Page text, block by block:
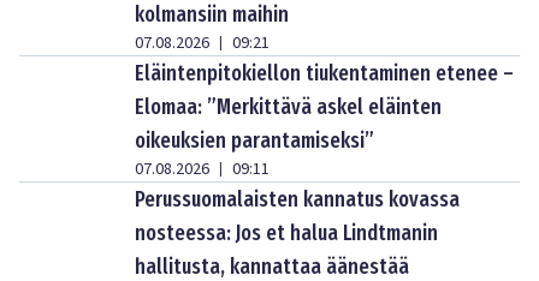
kolmansiin maihin
07.08.2026 | 09:21
Eläintenpitokiellon tiukentaminen etenee –
Elomaa: ”Merkittävä askel eläinten
oikeuksien parantamiseksi”
07.08.2026 | 09:11
Perussuomalaisten kannatus kovassa
nosteessa: Jos et halua Lindtmanin
hallitusta, kannattaa äänestää